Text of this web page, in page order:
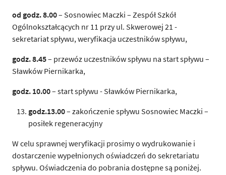
od godz. 8.00– Sosnowiec Maczki – Zespół Szkół
Ogólnokształcących nr 11 przy ul. Skwerowej 21 -
sekretariat spływu, weryfikacja uczestników spływu,
godz. 8.45– przewóz uczestników spływu na start spływu –
Sławków Piernikarka,
godz. 10.00– start spływu - Sławków Piernikarka,
godz.13.00– zakończenie spływu Sosnowiec Maczki –
posiłek regeneracyjny
W celu sprawnej weryfikacji prosimy o wydrukowanie i
dostarczenie wypełnionych oświadczeń do sekretariatu
spływu. Oświadczenia do pobrania dostępne są poniżej.